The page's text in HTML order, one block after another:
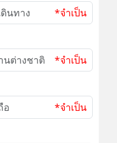
*จำเป็น
*จำเป็น
*จำเป็น